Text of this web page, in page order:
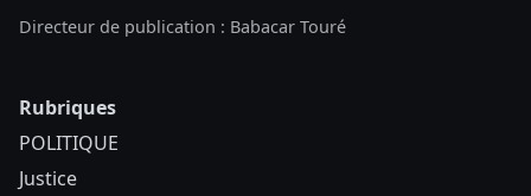
Directeur de publication : Babacar Touré
Rubriques
POLITIQUE
Justice